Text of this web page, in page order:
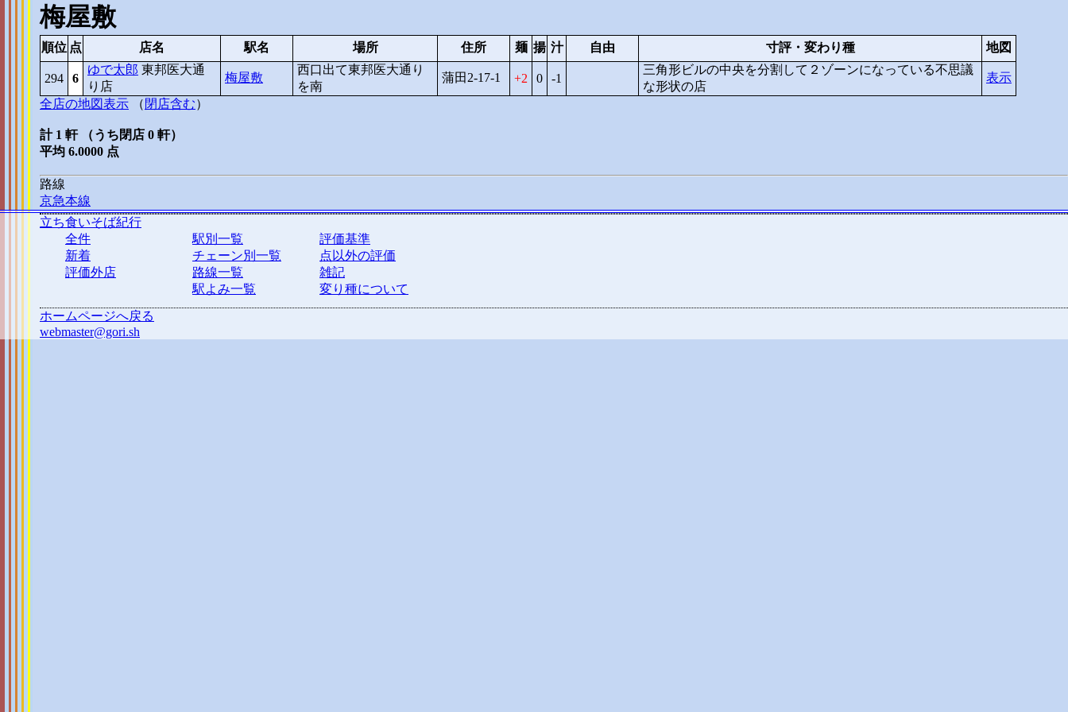
梅屋敷
順位 点 店名 駅名 場所 住所 麺 揚 汁 自由 寸評・変わり種 地図
294 6
ゆで太郎 東邦医大通
り店
梅屋敷
西口出て東邦医大通り
を南
蒲田2-17-1 2 0 -1
三角形ビルの中央を分割して２ゾーンになっている不思議
な形状の店
表示
全店の地図表示 （ 閉店含む）
計 1 軒 （うち閉店 0 軒）
平均 6.0000 点
路線
京急本線
立ち食いそば紀行
全件
新着
評価外店
駅別一覧
チェーン別一覧
路線一覧
駅よみ一覧
評価基準
点以外の評価
雑記
変り種について
ホームページへ戻る
webmaster@gori.sh